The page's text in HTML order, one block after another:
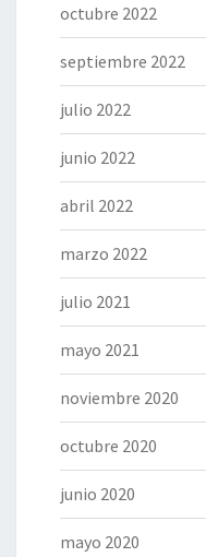
octubre 2022
septiembre 2022
julio 2022
junio 2022
abril 2022
marzo 2022
julio 2021
mayo 2021
noviembre 2020
octubre 2020
junio 2020
mayo 2020